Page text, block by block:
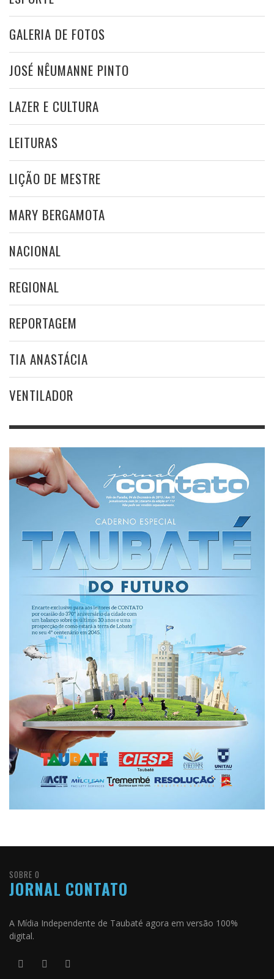
GALERIA DE FOTOS
JOSÉ NÊUMANNE PINTO
LAZER E CULTURA
LEITURAS
LIÇÃO DE MESTRE
MARY BERGAMOTA
NACIONAL
REGIONAL
REPORTAGEM
TIA ANASTÁCIA
VENTILADOR
SOBRE O
JORNAL CONTATO
A Mídia Independente de Taubaté agora em versão 100%
digital.